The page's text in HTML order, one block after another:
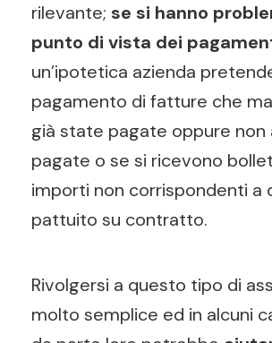
rilevante; se si hanno
punto di vista dei
un’ipotetica azienda
pagamento di fatture che
già state pagate oppure non
pagate o se si ricevono
importi non corrispondenti a
pattuito su contratto.
Rivolgersi a questo tipo di
molto semplice ed in alcuni